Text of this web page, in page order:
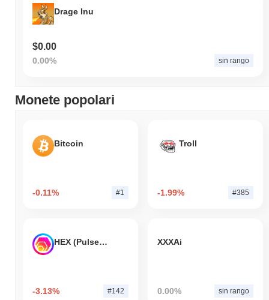
Drage Inu
$0.00
0.00% sin rango
Monete popolari
Bitcoin
-0.11% #1
Troll
-1.99% #385
HEX (Pulsechain)
-3.13% #142
XXXAi
0.00% sin rango